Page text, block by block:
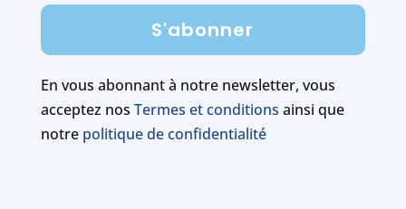
S'abonner
En vous abonnant à notre newsletter, vous
acceptez nos Termes et conditions ainsi que
notre politique de confidentialité